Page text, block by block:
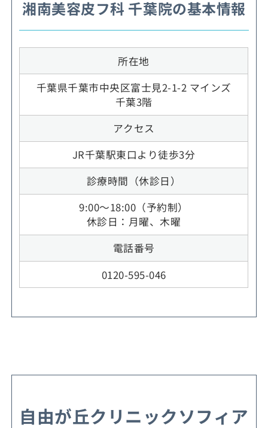
湘南美容皮フ科 千葉院の基本情報
所在地
千葉県千葉市中央区富士見2-1-2 マインズ
千葉3階
アクセス
JR千葉駅東口より徒歩3分
診療時間（休診日）
9:00～18:00（予約制）
休診日：月曜、木曜
電話番号
0120-595-046
自由が丘クリニックソフィア